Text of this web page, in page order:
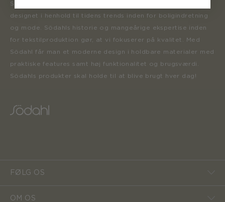
Sortimentet opdateres løbende med nye produkter, der er
designet i henhold til tidens trends inden for boligindretning
og mode. Södahls historie og mangeårige ekspertise inden
for tekstilproduktion gør, at vi fokuserer på kvalitet. Med
Södahl får man et moderne design i holdbare materialer med
praktiske features samt høj funktionalitet og brugsværdi.
Södahls produkter skal holde til at blive brugt hver dag!
FØLG OS
OM OS